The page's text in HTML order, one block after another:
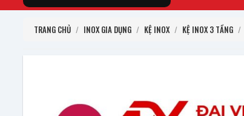
TRANG CHỦ / INOX GIA DỤNG / KỆ INOX / KỆ INOX 3 TẦNG /